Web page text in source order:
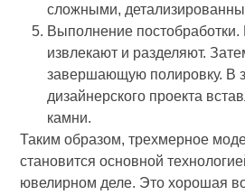
сложными,
Выполнение
извлекают и разделяют.
завершающую полировку. В
дизайнерского проекта
камни.
Таким образом, трехмерное
становится основной
ювелирном деле. Это хорошая